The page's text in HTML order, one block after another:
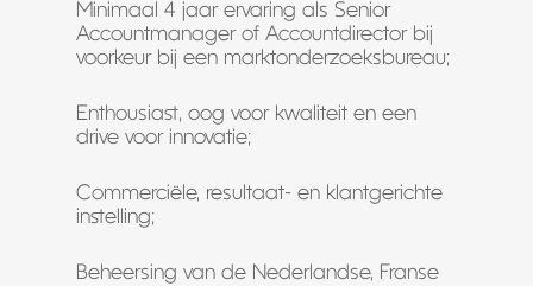
Minimaal 4 jaar ervaring als Senior
Accountmanager of Accountdirector bij
voorkeur bij een marktonderzoeksbureau;
Enthousiast, oog voor kwaliteit en een
drive voor innovatie;
Commerciële, resultaat- en klantgerichte
instelling;
Beheersing van de Nederlandse, Franse